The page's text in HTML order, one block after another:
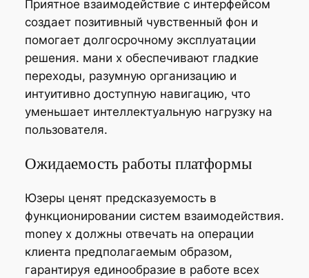
Приятное взаимодействие с интерфейсом
создает позитивный чувственный фон и
помогает долгосрочному эксплуатации
решения. мани х обеспечивают гладкие
переходы, разумную организацию и
интуитивно доступную навигацию, что
уменьшает интеллектуальную нагрузку на
пользователя.
Ожидаемость работы платформы
Юзеры ценят предсказуемость в
функционировании систем взаимодействия.
money x должны отвечать на операции
клиента предполагаемым образом,
гарантируя единообразие в работе всех